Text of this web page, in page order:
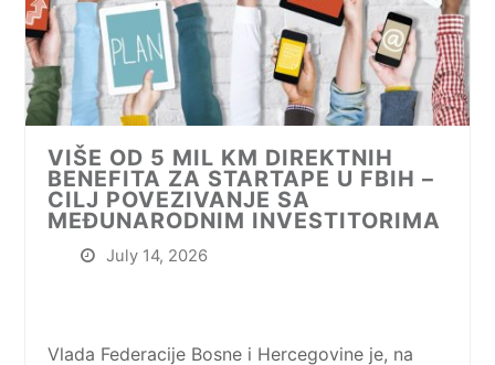
VIŠE OD 5 MIL KM DIREKTNIH
BENEFITA ZA STARTAPE U FBIH –
CILJ POVEZIVANJE SA
MEĐUNARODNIM INVESTITORIMA
July 14, 2026
Vlada Federacije Bosne i Hercegovine je, na